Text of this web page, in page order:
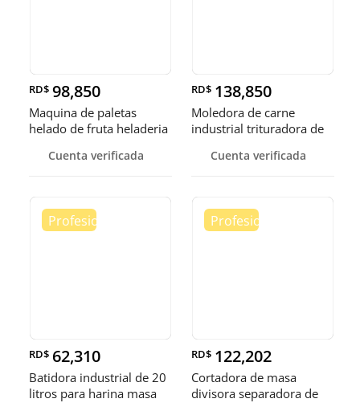
RD$ 98,850
Maquina de paletas
helado de fruta heladeria
Cuenta verificada
RD$ 138,850
Moledora de carne
industrial trituradora de
Cuenta verificada
RD$ 62,310
Batidora industrial de 20
litros para harina masa
RD$ 122,202
Cortadora de masa
divisora separadora de